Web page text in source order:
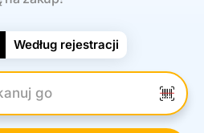
Według rejestracji